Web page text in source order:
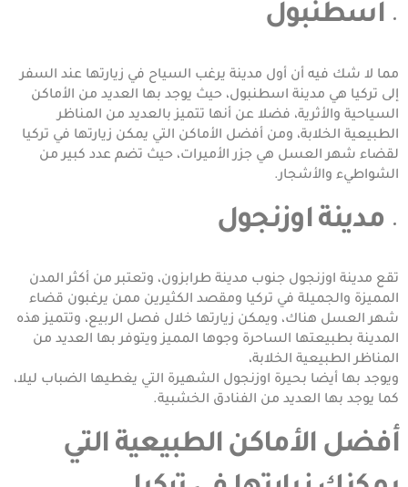
اسطنبول
مما لا شك فيه أن أول مدينة يرغب السياح في زيارتها عند السفر
إلى تركيا هي مدينة اسطنبول، حيث يوجد بها العديد من الأماكن
السياحية والأثرية، فضلا عن أنها تتميز بالعديد من المناظر
الطبيعية الخلابة، ومن أفضل الأماكن التي يمكن زيارتها في تركيا
لقضاء شهر العسل هي جزر الأميرات، حيث تضم عدد كبير من
الشواطيء والأشجار.
مدينة اوزنجول
تقع مدينة اوزنجول جنوب مدينة طرابزون، وتعتبر من أكثر المدن
المميزة والجميلة في تركيا ومقصد الكثيرين ممن يرغبون قضاء
شهر العسل هناك، ويمكن زيارتها خلال فصل الربيع، وتتميز هذه
المدينة بطبيعتها الساحرة وجوها المميز ويتوفر بها العديد من
المناظر الطبيعية الخلابة،
ويوجد بها أيضا بحيرة اوزنجول الشهيرة التي يغطيها الضباب ليلا،
كما يوجد بها العديد من الفنادق الخشبية.
أفضل الأماكن الطبيعية التي